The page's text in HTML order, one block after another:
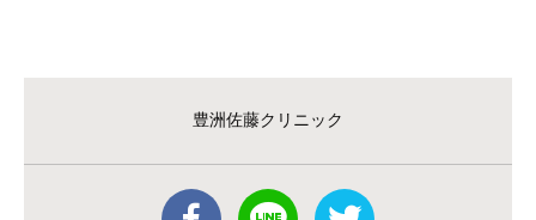
豊洲佐藤クリニック